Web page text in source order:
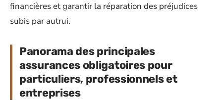
financières et garantir la réparation des préjudices
subis par autrui.
Panorama des principales
assurances obligatoires pour
particuliers, professionnels et
entreprises